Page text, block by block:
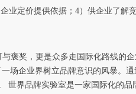
业定价提供依据；4）供企业了解竞
褒奖，更是众多走国际化路线的
场企业界树立品牌意识的风暴。通
世界品牌实验室是一家国际化的品